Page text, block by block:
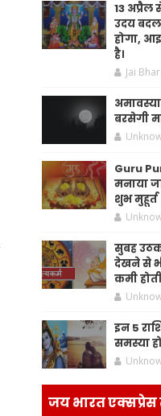
13 अप्रैल
उदय बदल
होगा,
है।
Jai
बरसेगी
Guru
मनाया
शुभ मुहूर्त
सुबह
देखने से
कमी
इन 5
समस्या
जय भारत एक्सप्रेस